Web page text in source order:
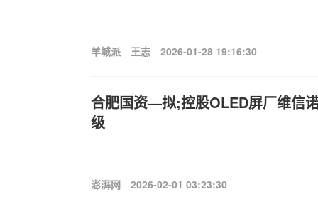
羊城派 王志 2026-01-28 19:16:30
合肥国资—拟;控股OLED屏厂维信
级
澎湃网 2026-02-01 03:23:30